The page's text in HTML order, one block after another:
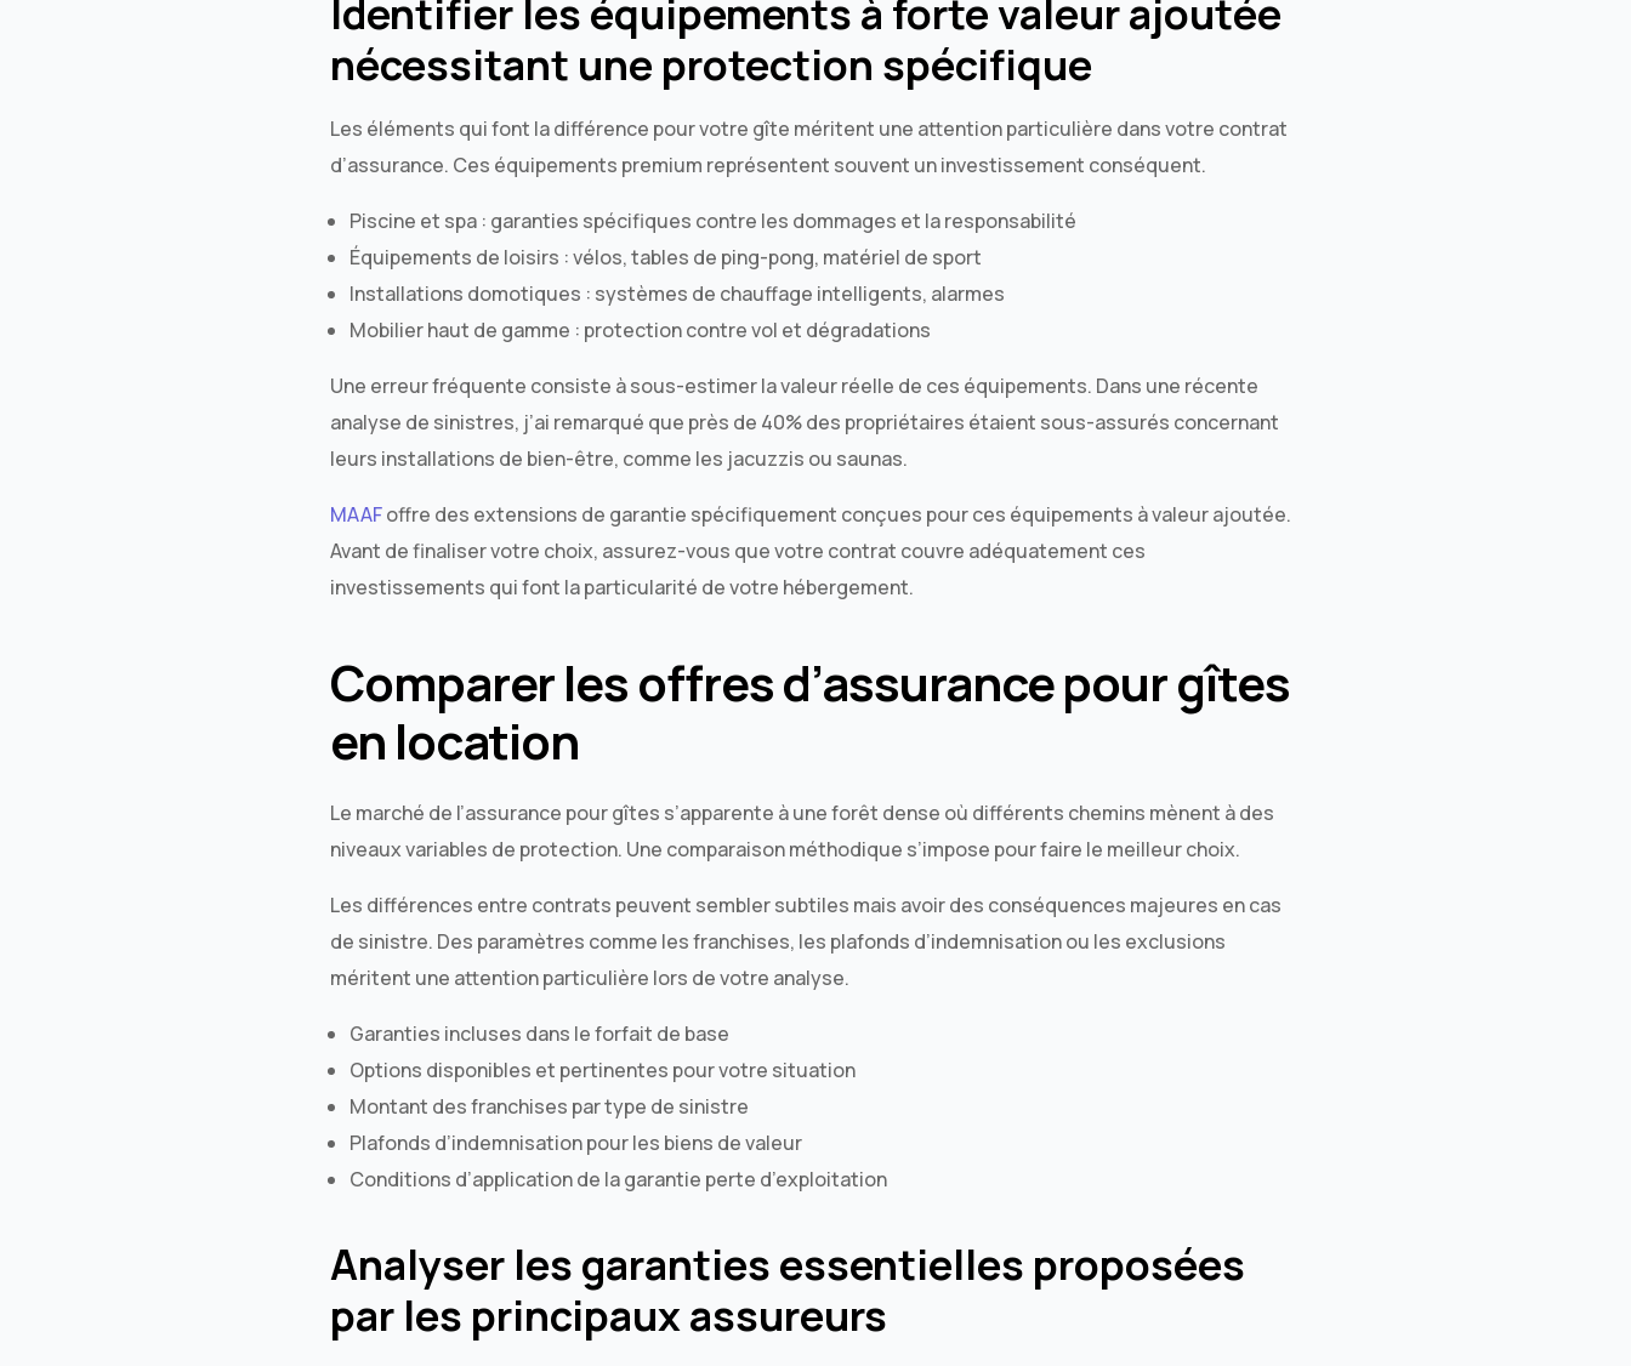
Identifier les équipements à forte valeur ajoutée
nécessitant une protection spécifique
Les éléments qui font la différence pour votre gîte méritent une attention particulière dans votre contrat
d’assurance. Ces équipements premium représentent souvent un investissement conséquent.
Piscine et spa : garanties spécifiques contre les dommages et la responsabilité
Équipements de loisirs : vélos, tables de ping-pong, matériel de sport
Installations domotiques : systèmes de chauffage intelligents, alarmes
Mobilier haut de gamme : protection contre vol et dégradations
Une erreur fréquente consiste à sous-estimer la valeur réelle de ces équipements. Dans une récente
analyse de sinistres, j’ai remarqué que près de 40% des propriétaires étaient sous-assurés concernant
leurs installations de bien-être, comme les jacuzzis ou saunas.
MAAFoffre des extensions de garantie spécifiquement conçues pour ces équipements à valeur ajoutée.
Avant de finaliser votre choix, assurez-vous que votre contrat couvre adéquatement ces
investissements qui font la particularité de votre hébergement.
Comparer les offres d’assurance pour gîtes
en location
Le marché de l’assurance pour gîtes s’apparente à une forêt dense où différents chemins mènent à des
niveaux variables de protection. Une comparaison méthodique s’impose pour faire le meilleur choix.
Les différences entre contrats peuvent sembler subtiles mais avoir des conséquences majeures en cas
de sinistre. Des paramètres comme les franchises, les plafonds d’indemnisation ou les exclusions
méritent une attention particulière lors de votre analyse.
Garanties incluses dans le forfait de base
Options disponibles et pertinentes pour votre situation
Montant des franchises par type de sinistre
Plafonds d’indemnisation pour les biens de valeur
Conditions d’application de la garantie perte d’exploitation
Analyser les garanties essentielles proposées
par les principaux assureurs